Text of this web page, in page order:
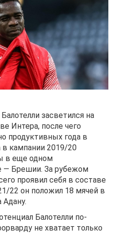
засветился на
Интера, после чего
продуктивных года в
в кампании 2019/20
в еще одном
— Брешии. За рубежом
проявил себя в составе
22 он положил 18 мячей в
Адану.
Балотелли по-
не хватает только